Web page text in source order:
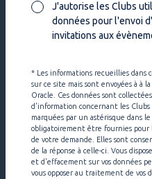
J'autorise les Clubs
données pour l'envoi
invitations aux
* Les informations recueillies dans
sur ce site mais sont envoyées à à
Oracle. Ces données sont
d'information concernant les
marquées par un astérisque dans
obligatoirement être fournies
de votre demande. Elles sont
de la réponse à celle-ci. Vous
et d'effacement sur vos données
vous opposer au traitement de vos